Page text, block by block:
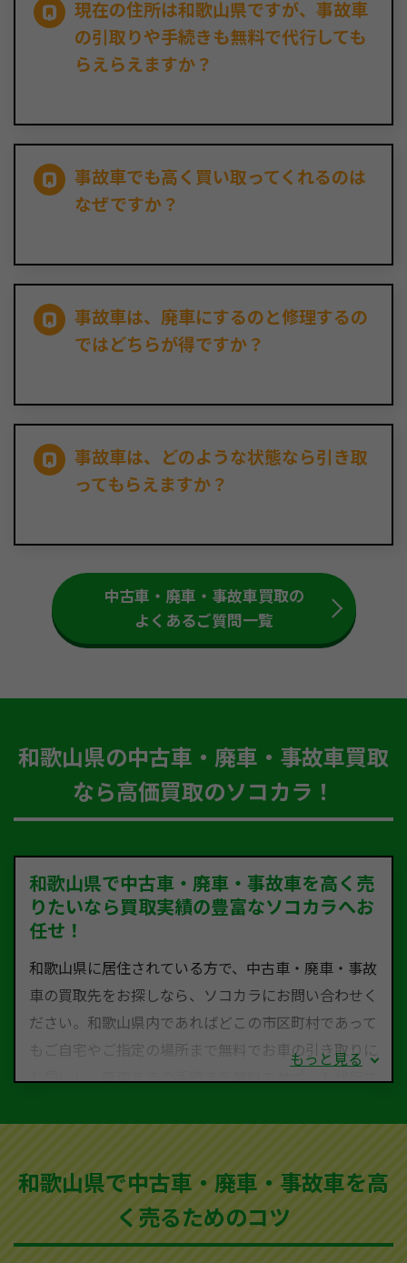
現在の住所は和歌山県ですが、事故車
の引取りや手続きも無料で代行しても
らえらえますか？
事故車でも高く買い取ってくれるのは
なぜですか？
事故車は、廃車にするのと修理するの
ではどちらが得ですか？
事故車は、どのような状態なら引き取
ってもらえますか？
中古車・廃車・事故車買取の
よくあるご質問一覧
和歌山県の中古車・廃車・事故車買取
なら高価買取のソコカラ！
和歌山県で中古車・廃車・事故車を高く売
りたいなら買取実績の豊富なソコカラへお
任せ！
和歌山県に居住されている方で、中古車・廃車・事故
車の買取先をお探しなら、ソコカラにお問い合わせく
ださい。和歌山県内であればどこの市区町村であって
もご自宅やご指定の場所まで無料でお車の引き取りに
お伺いし、廃車までの手続きを無料でサポート代行さ
障車など動かない車、水害車、不動車、乗らなくなっ
でも買取可能です。
ソコカラは世界１１０か国に独自の販売ネットワーク
を持ち、国内に自社物流網、自社ヤードをもっている
もっと見る
和歌山県で中古車・廃車・事故車を高
く売るためのコツ